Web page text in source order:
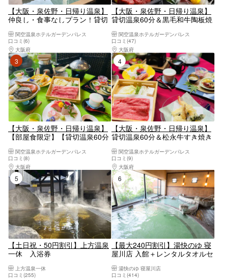
【大阪・泉佐野・日帰り温泉】
仲良し・食事なしプラン！貸切
憩プラン
関空温泉ホテルガーデンパレス
口コミ(6)
大阪府
大阪南部（堺・岸和田・関西空港）
【大阪・泉佐野・日帰り温泉】
貸切温泉60分＆黒毛和牛陶板焼
プラン＞
関空温泉ホテルガーデンパレス
口コミ(47)
大阪府
3位
【大阪・泉佐野・日帰り温泉】
【部屋食限定】【貸切温泉60分
ゃぶしゃぶ会席ランチ付き＜5
時間休憩プラン＞
関空温泉ホテルガーデンパレス
口コミ(8)
大阪府
大阪南部（堺・岸和田・関西空港）
4位
【大阪・泉佐野・日帰り温泉】
貸切温泉60分＆松永牛すき焼き
ラン＞
関空温泉ホテルガーデンパレス
口コミ(9)
大阪府
5位
【土日祝・50円割引】上方温泉
一休 入浴券
上方温泉一休
口コミ(255)
6位
【最大240円割引】湯快のゆ 寝
屋川店 入館＋レンタルタオルセ
湯快のゆ 寝屋川店
口コミ(414)